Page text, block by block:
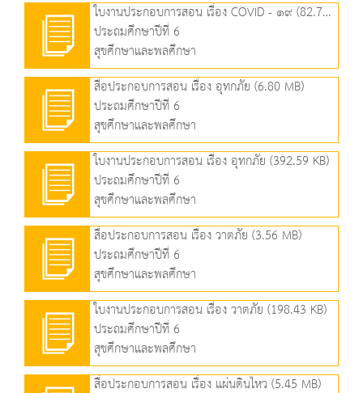
ใบงานประกอบการสอน เรื่อง COVID - ๑๙ (82.72 KB)
ประถมศึกษาปีที่ 6
สุขศึกษาและพลศึกษา
สื่อประกอบการสอน เรื่อง อุทกภัย (6.80 MB)
ประถมศึกษาปีที่ 6
สุขศึกษาและพลศึกษา
ใบงานประกอบการสอน เรื่อง อุทกภัย (392.59 KB)
ประถมศึกษาปีที่ 6
สุขศึกษาและพลศึกษา
สื่อประกอบการสอน เรื่อง วาตภัย (3.56 MB)
ประถมศึกษาปีที่ 6
สุขศึกษาและพลศึกษา
ใบงานประกอบการสอน เรื่อง วาตภัย (198.43 KB)
ประถมศึกษาปีที่ 6
สุขศึกษาและพลศึกษา
สื่อประกอบการสอน เรื่อง แผ่นดินไหว (5.45 MB)